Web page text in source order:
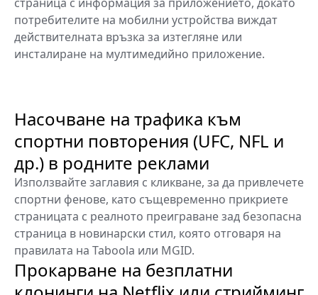
потребителите на мобилни устройства виждат
действителната връзка за изтегляне или
инсталиране на мултимедийно приложение.
Насочване на трафика към
спортни повторения (UFC, NFL и
др.) в родните реклами
Използвайте заглавия с кликване, за да привлечете
спортни фенове, като същевременно прикриете
страницата с реалното преиграване зад безопасна
страница в новинарски стил, която отговаря на
правилата на Taboola или MGID.
Прокарване на безплатни